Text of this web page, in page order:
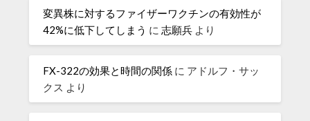
変異株に対するファイザーワクチンの有効性が
42%に低下してしまう に志願兵 より
FX-322の効果と時間の関係 に アドルフ・サッ
クス より